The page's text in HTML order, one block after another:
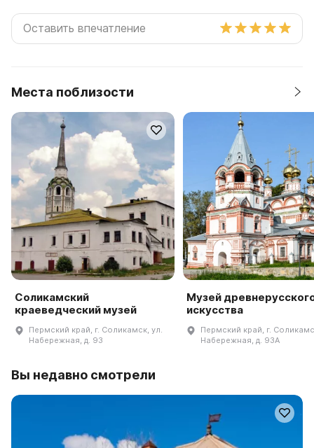
Места поблизости
Соликамский
краеведческий музей
Пермский край, г. Соликамск, ул.
Набережная, д. 93
Музей
искусства
Пермский край, г.
Набережная, д. 93А
Вы недавно смотрели